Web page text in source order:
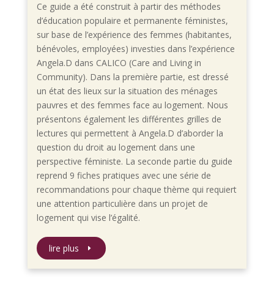
Ce guide a été construit à partir des méthodes
d’éducation populaire et permanente féministes,
sur base de l’expérience des femmes (habitantes,
bénévoles, employées) investies dans l’expérience
Angela.D dans CALICO (Care and Living in
Community). Dans la première partie, est dressé
un état des lieux sur la situation des ménages
pauvres et des femmes face au logement. Nous
présentons également les différentes grilles de
lectures qui permettent à Angela.D d’aborder la
question du droit au logement dans une
perspective féministe. La seconde partie du guide
reprend 9 fiches pratiques avec une série de
recommandations pour chaque thème qui requiert
une attention particulière dans un projet de
logement qui vise l’égalité.
lire plus